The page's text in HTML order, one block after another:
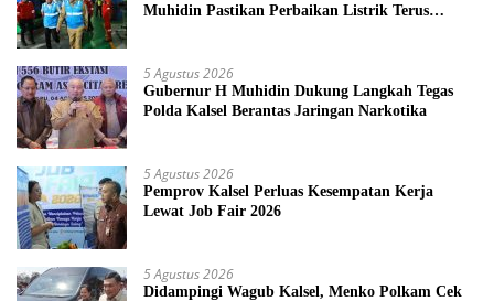
Muhidin Pastikan Perbaikan Listrik Terus
5 Agustus 2026
Gubernur H Muhidin Dukung Langkah Tegas
Polda Kalsel Berantas Jaringan Narkotika
5 Agustus 2026
Pemprov Kalsel Perluas Kesempatan Kerja
Lewat Job Fair 2026
5 Agustus 2026
Didampingi Wagub Kalsel, Menko Polkam Cek